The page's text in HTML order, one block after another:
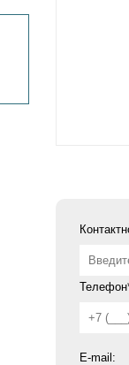
E-mail: